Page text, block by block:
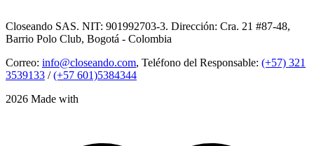
Closeando SAS. NIT: 901992703-3. Dirección: Cra. 21 #87-48,
Barrio Polo Club, Bogotá - Colombia
Correo: info@closeando.com, Teléfono del Responsable: (+57) 321
3539133 /(+57 601)5384344
2026 Made with